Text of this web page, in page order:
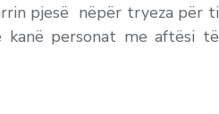
pjesë nëpër tryeza për ti
personat me aftësi të